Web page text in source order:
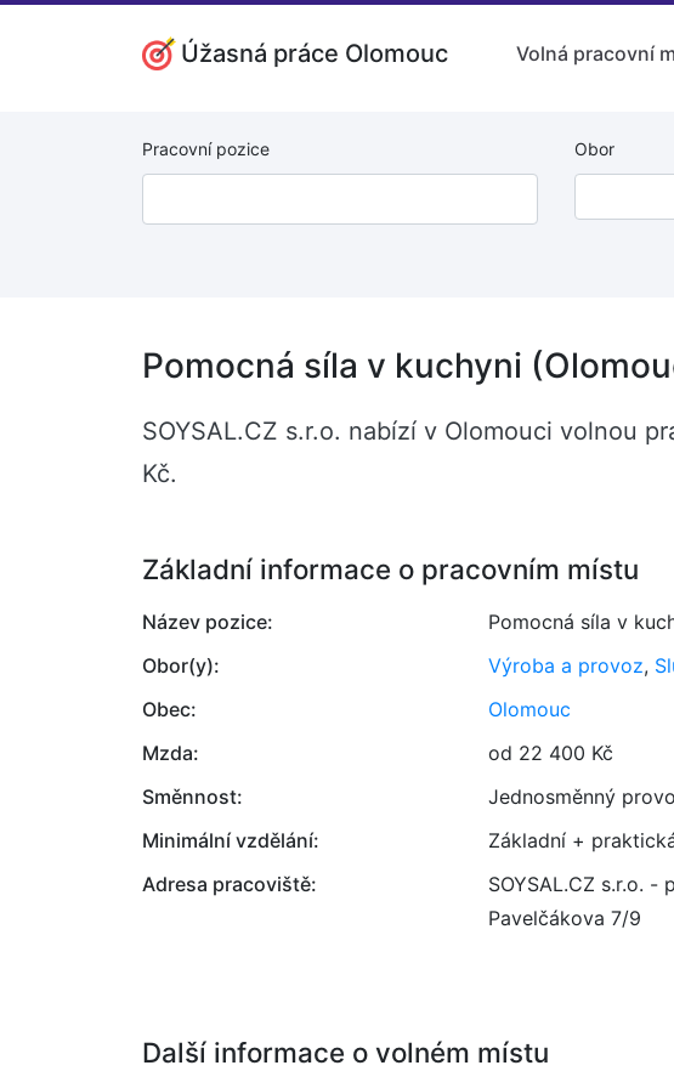
Úžasná práce Olomouc Volná pracovní
Pracovní pozice Obor
Pomocná síla v kuchyni
SOYSAL.CZ s.r.o. nabízí v Olomouci volnou
Kč.
Základní informace o pracovním místu
Název pozice:
Pomocná síla v
Obor(y):
Výroba a provoz,
Obec:
Olomouc
Mzda:
od 22 400 Kč
Směnnost:
Jednosměnný
Minimální vzdělání:
Základní +
Adresa pracoviště:
SOYSAL.CZ s.r.o. -
Pavelčákova 7/9
Další informace o volném místu